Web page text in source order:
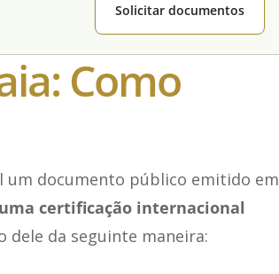
Solicitar documentos
Como
um documento público emitido em
certificação internacional
dele da seguinte maneira: